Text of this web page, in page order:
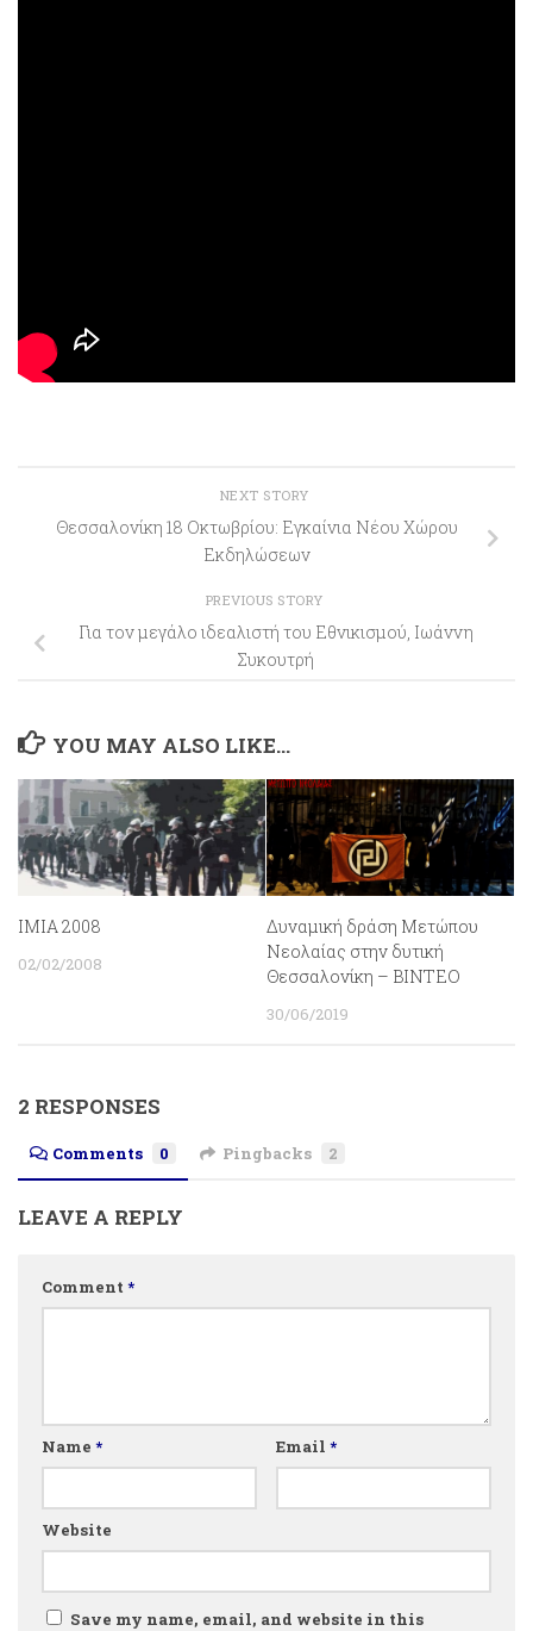
NEXT STORY
Θεσσαλονίκη 18 Οκτωβρίου: Εγκαίνια Νέου Χώρου
Εκδηλώσεων
PREVIOUS STORY
Για τον μεγάλο ιδεαλιστή του Εθνικισμού, Ιωάννη
Συκουτρή
YOU MAY ALSO LIKE...
ΙΜΙΑ 2008
02/02/2008
Δυναμική δράση Μετώπου
Νεολαίας στην δυτική
Θεσσαλονίκη – ΒΙΝΤΕΟ
30/06/2019
2 RESPONSES
Comments 0 Pingbacks 2
LEAVE A REPLY
Comment *
Name * Email *
Website
Save my name, email, and website in this